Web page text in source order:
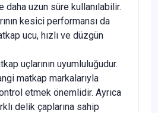
daha uzun süre kullanılabilir.
kesici performansı da
ucu, hızlı ve düzgün
uçlarının uyumluluğudur.
matkap markalarıyla
etmek önemlidir. Ayrıca
delik çaplarına sahip